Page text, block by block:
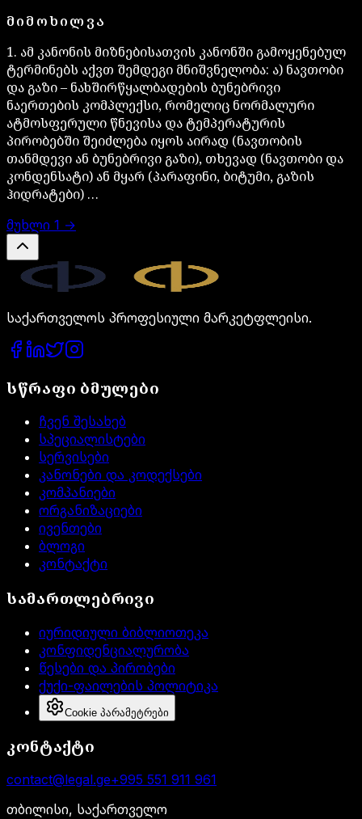
ᲛᲘᲛᲝᲮᲘᲚᲕᲐ
1. ამ კანონის მიზნებისათვის კანონში გამოყენებულ
ტერმინებს აქვთ შემდეგი მნიშვნელობა: ა) ნავთობი
და გაზი – ნახშირწყალბადების ბუნებრივი
ნაერთების კომპლექსი, რომელიც ნორმალური
ატმოსფერული წნევისა და ტემპერატურის
პირობებში შეიძლება იყოს აირად (ნავთობის
თანმდევი ან ბუნებრივი გაზი), თხევად (ნავთობი და
კონდენსატი) ან მყარ (პარაფინი, ბიტუმი, გაზის
ჰიდრატები) …
მუხლი 1 →
საქართველოს პროფესიული მარკეტფლეისი.
სწრაფი ბმულები
ჩვენ შესახებ
სპეციალისტები
სერვისები
კანონები და კოდექსები
კომპანიები
ორგანიზაციები
ივენთები
ბლოგი
კონტაქტი
სამართლებრივი
იურიდიული ბიბლიოთეკა
კონფიდენციალურობა
წესები და პირობები
ქუქი-ფაილების პოლიტიკა
Cookie პარამეტრები
კონტაქტი
contact@legal.ge+995 551 911 961
თბილისი, საქართველო